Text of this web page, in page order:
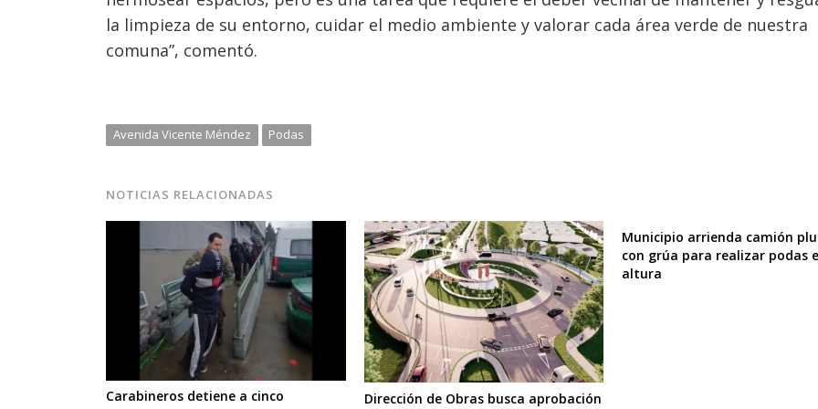
la limpieza de su entorno, cuidar el medio ambiente y valorar cada área verde de nuestra
comuna”, comentó.
Avenida Vicente Méndez Podas
NOTICIAS RELACIONADAS
Carabineros detiene a cinco
Dirección de Obras busca aprobación
Municipio arrienda camión
con grúa para realizar podas
altura